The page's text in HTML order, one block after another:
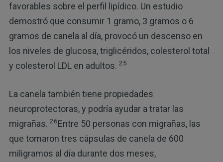
favorables sobre el perfil lipídico. Un estudio
demostró que consumir 1 gramo, 3 gramos o 6
gramos de canela al día, provocó un descenso en
los niveles de glucosa, triglicéridos, colesterol total
y colesterol LDL en adultos. 25
La canela también tiene propiedades
neuroprotectoras, y podría ayudar a tratar las
migrañas. 26Entre 50 personas con migrañas, las
que tomaron tres cápsulas de canela de 600
miligramos al día durante dos meses,